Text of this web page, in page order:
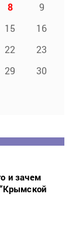
8
9
15
16
22
23
29
30
и зачем